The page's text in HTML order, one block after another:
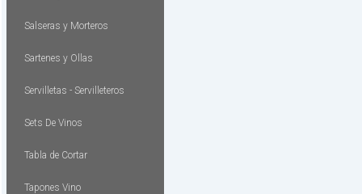
Salseras y Morteros
Sartenes y Ollas
Servilletas - Servilleteros
Sets De Vinos
Tabla de Cortar
Tapones Vino